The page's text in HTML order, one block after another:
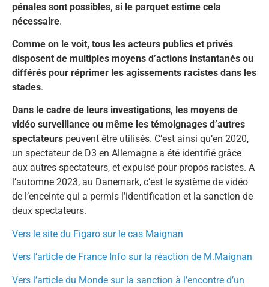
pénales sont possibles, si le parquet estime cela
nécessaire.
Comme on le voit, tous les acteurs publics et privés
disposent de multiples moyens d’actions instantanés ou
différés pour réprimer les agissements racistes dans les
stades.
Dans le cadre de leurs investigations, les moyens de
vidéo surveillance ou même les témoignages d’autres
spectateurs peuvent être utilisés. C’est ainsi qu’en 2020,
un spectateur de D3 en Allemagne a été identifié grâce
aux autres spectateurs, et expulsé pour propos racistes. A
l’automne 2023, au Danemark, c’est le système de vidéo
de l’enceinte qui a permis l’identification et la sanction de
deux spectateurs.
Vers le site du Figaro sur le cas Maignan
Vers l’article de France Info sur la réaction de M.Maignan
Vers l’article du Monde sur la sanction à l’encontre d’un